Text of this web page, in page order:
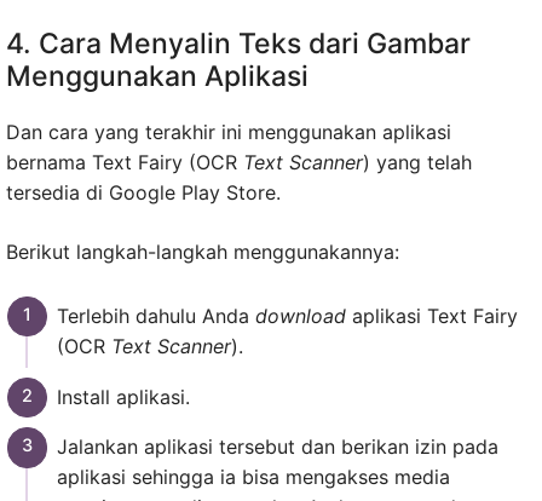
4. Cara Menyalin Teks dari Gambar
Menggunakan Aplikasi
Dan cara yang terakhir ini menggunakan aplikasi
bernama Text Fairy (OCR Text Scanner) yang telah
tersedia di Google Play Store.
Berikut langkah-langkah menggunakannya:
Terlebih dahulu Anda downloadaplikasi Text Fairy
(OCR Text Scanner).
Install aplikasi.
Jalankan aplikasi tersebut dan berikan izin pada
aplikasi sehingga ia bisa mengakses media